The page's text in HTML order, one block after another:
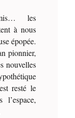
les
à nous
épopée.
pionnier,
nouvelles
resté le